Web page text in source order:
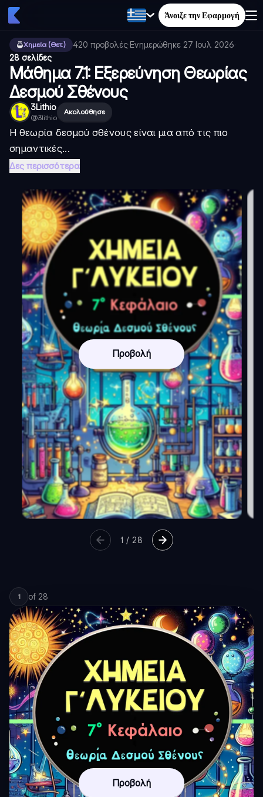
Άνοιξε την Εφαρμογή
Χημεία (Θετ.) 420 προβολές·Ενημερώθηκε 27 Ιουλ 2026·
28 σελίδες
Μάθημα 7.1: Εξερεύνηση Θεωρίας
Δεσμού Σθένους
3Lithio
@3lithio
Ακολούθησε
Η θεωρία δεσμού σθένους είναι μια από τις πιο
σημαντικές...
Δες περισσότερα
Προβολή
1 / 28
1 of 28
Προβολή